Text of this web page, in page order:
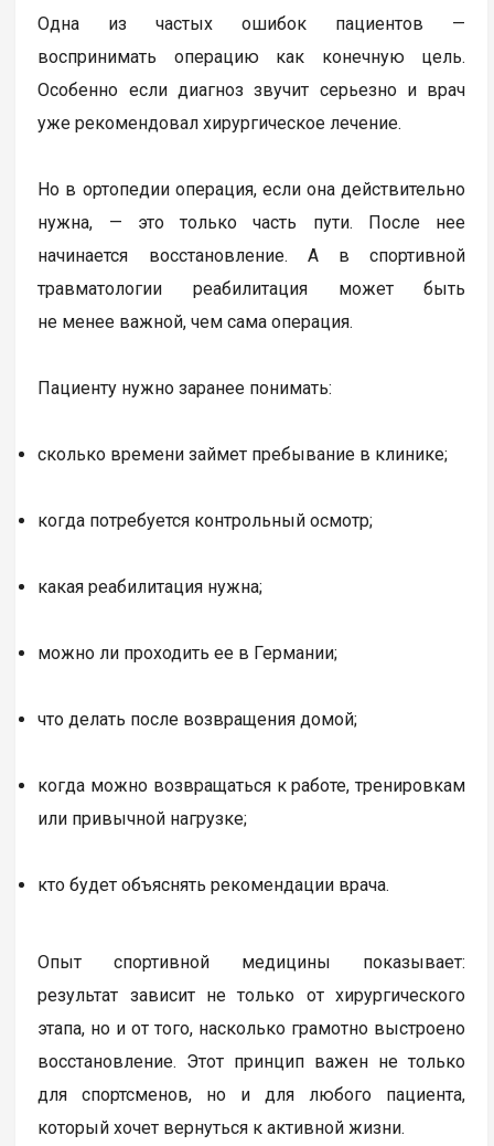
Одна из частых ошибок пациентов —
воспринимать операцию как конечную цель.
Особенно если диагноз звучит серьезно и врач
уже рекомендовал хирургическое лечение.
Но в ортопедии операция, если она действительно
нужна, — это только часть пути. После нее
начинается восстановление. А в спортивной
травматологии реабилитация может быть
не менее важной, чем сама операция.
Пациенту нужно заранее понимать:
сколько времени займет пребывание в клинике;
когда потребуется контрольный осмотр;
какая реабилитация нужна;
можно ли проходить ее в Германии;
что делать после возвращения домой;
когда можно возвращаться к работе, тренировкам
или привычной нагрузке;
кто будет объяснять рекомендации врача.
Опыт спортивной медицины показывает:
результат зависит не только от хирургического
этапа, но и от того, насколько грамотно выстроено
восстановление. Этот принцип важен не только
для спортсменов, но и для любого пациента,
который хочет вернуться к активной жизни.